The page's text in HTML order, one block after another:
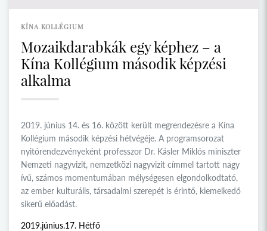
KÍNA KOLLÉGIUM
Mozaikdarabkák egy képhez – a
Kína Kollégium második képzési
alkalma
2019. június 14. és 16. között került megrendezésre a Kína
Kollégium második képzési hétvégéje. A programsorozat
nyitórendezvényeként professzor Dr. Kásler Miklós miniszter
Nemzeti nagyvizit, nemzetközi nagyvizit címmel tartott nagy
ívű, számos momentumában mélységesen elgondolkodtató,
az ember kulturális, társadalmi szerepét is érintő, kiemelkedő
sikerű előadást.
2019.június.17. Hétfő